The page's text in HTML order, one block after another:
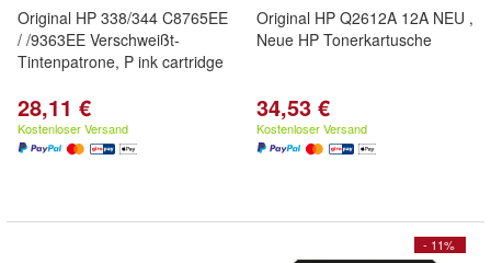
Original HP 338/344 C8765EE
/ /9363EE Verschweißt-
Tintenpatrone, P ink cartridge
28,11 €
Kostenloser Versand
Original HP Q2612A 12A NEU ,
Neue HP Tonerkartusche
34,53 €
Kostenloser Versand
- 11%